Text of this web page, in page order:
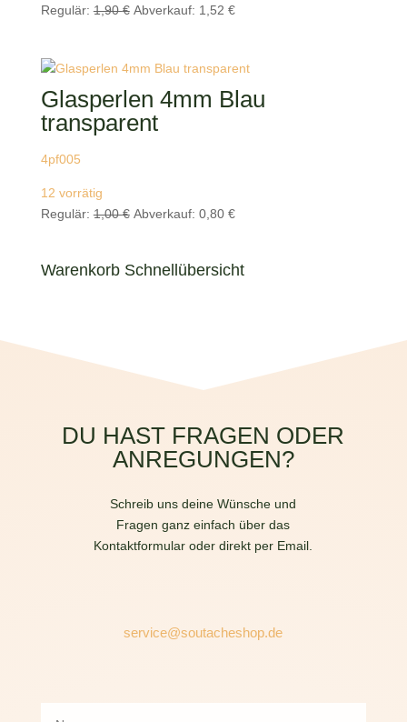
Regulär: 1,90€ Ursprünglicher
1,90 €
Abverkauf: 1,52 €Aktueller
1,52 €.
Glasperlen 4mm Blau
transparent
4pf005
12 vorrätig
Regulär: 1,00€ Ursprünglicher
1,00 €
Abverkauf: 0,80 €Aktueller
0,80 €.
Warenkorb Schnellübersicht
DU HAST FRAGEN ODER
ANREGUNGEN?
Schreib uns deine Wünsche und
Fragen ganz einfach über das
Kontaktformular oder direkt per Email.
service@soutacheshop.de